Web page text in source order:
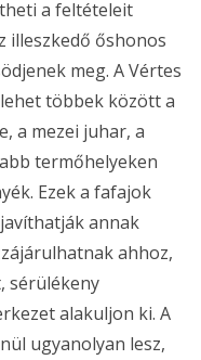
a feltételeit
illeszkedő őshonos
meg. A Vértes
többek között a
a mezei juhar, a
termőhelyeken
Ezek a fafajok
annak
ahhoz,
sérülékeny
alakuljon ki. A
ugyanolyan lesz,